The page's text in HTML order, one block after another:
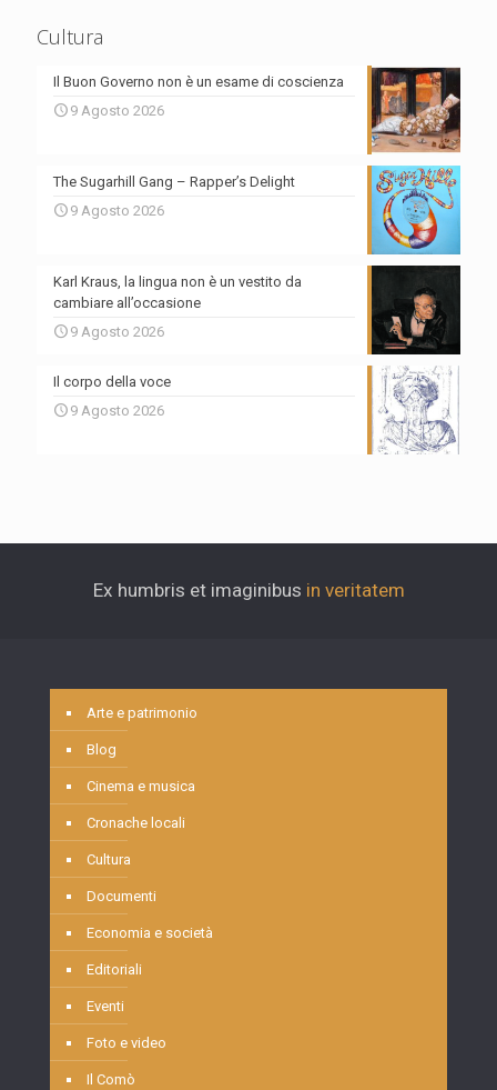
Cultura
Il Buon Governo non è un esame di coscienza
9 Agosto 2026
The Sugarhill Gang – Rapper’s Delight
9 Agosto 2026
Karl Kraus, la lingua non è un vestito da
cambiare all’occasione
9 Agosto 2026
Il corpo della voce
9 Agosto 2026
Ex humbris et imaginibus in veritatem
Arte e patrimonio
Blog
Cinema e musica
Cronache locali
Cultura
Documenti
Economia e società
Editoriali
Eventi
Foto e video
Il Comò